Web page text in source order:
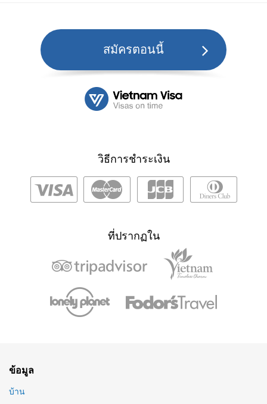
สมัครตอนนี้
วิธีการชำระเงิน
ที่ปรากฏใน
ข้อมูล
บ้าน